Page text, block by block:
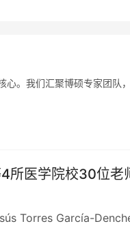
心。我们汇聚博硕专家团队
所医学院校30位老
Torres García-